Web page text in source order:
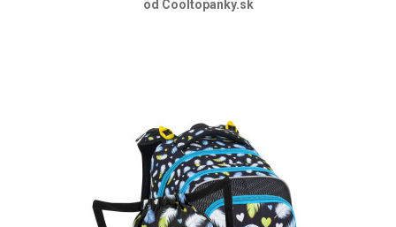
od Cooltopanky.sk